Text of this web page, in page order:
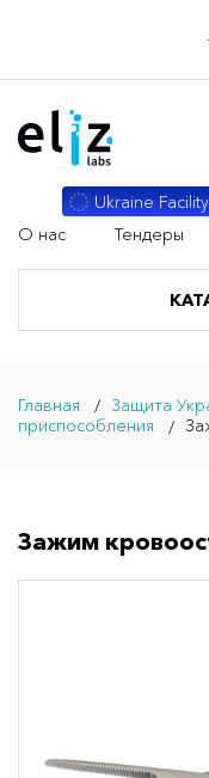
Ukraine Facility
О нас
Тендеры
Главная Защита
приспособления
Зажим